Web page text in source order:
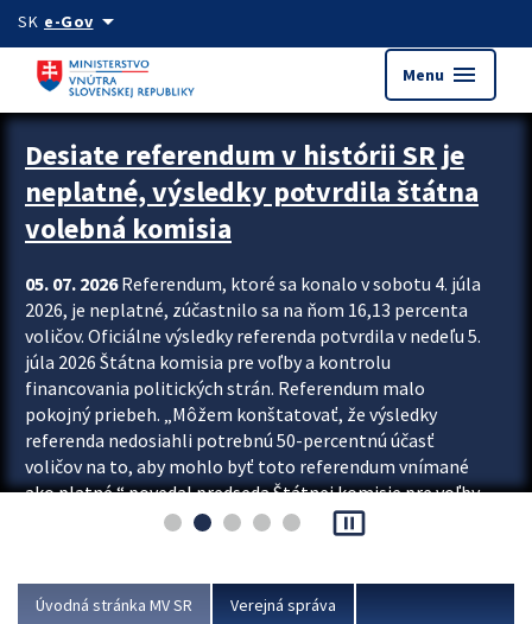
Preskocit na hlavný obsah
SK e-Govarrow_drop_down
Menu menu
Zastavit automatický posun upútavok
Desiate referendum v histórii SR je
neplatné, výsledky potvrdila štátna
volebná komisia
05. 07. 2026Referendum, ktoré sa konalo v sobotu 4. júla
2026, je neplatné, zúčastnilo sa na ňom 16,13 percenta
voličov. Oficiálne výsledky referenda potvrdila v nedeľu 5.
júla 2026 Štátna komisia pre voľby a kontrolu
financovania politických strán. Referendum malo
pokojný priebeh. „Môžem konštatovať, že výsledky
referenda nedosiahli potrebnú 50-percentnú účasť
voličov na to, aby mohlo byť toto referendum vnímané
ako platné,“ povedal predseda Štátnej komisie pre voľby
a kontrolu financovania politických...
pause_presentation
Úvodná stránka MV SR Verejná správa